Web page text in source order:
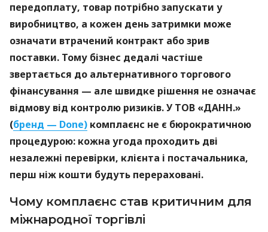
передоплату, товар потрібно запускати у
виробництво, а кожен день затримки може
означати втрачений контракт або зрив
поставки. Тому бізнес дедалі частіше
звертається до альтернативного торгового
фінансування — але швидке рішення не означає
відмову від контролю ризиків. У ТОВ «ДАНН.»
(бренд — Done) комплаєнс не є бюрократичною
процедурою: кожна угода проходить дві
незалежні перевірки, клієнта і постачальника,
перш ніж кошти будуть перераховані.
Чому комплаєнс став критичним для
міжнародної торгівлі